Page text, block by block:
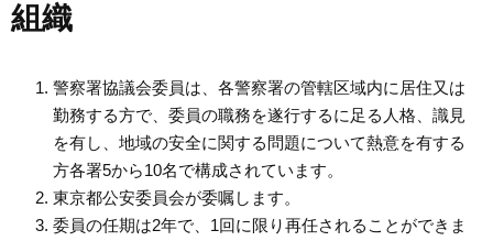
組織
警察署協議会委員は、各警察署の管轄区域内に居住又は
勤務する方で、委員の職務を遂行するに足る人格、識見
を有し、地域の安全に関する問題について熱意を有する
方各署5から10名で構成されています。
東京都公安委員会が委嘱します。
委員の任期は2年で、1回に限り再任されることができま